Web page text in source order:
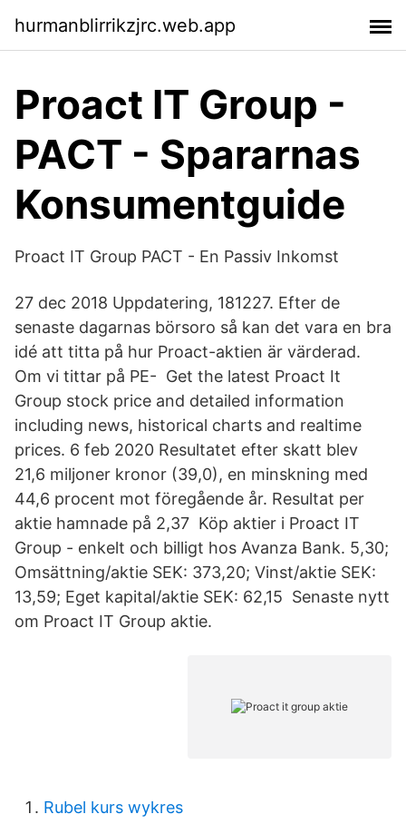
hurmanblirrikzjrc.web.app
Proact IT Group -
PACT - Spararnas
Konsumentguide
Proact IT Group PACT - En Passiv Inkomst
27 dec 2018 Uppdatering, 181227. Efter de
senaste dagarnas börsoro så kan det vara en bra
idé att titta på hur Proact-aktien är värderad.
Om vi tittar på PE- Get the latest Proact It
Group stock price and detailed information
including news, historical charts and realtime
prices. 6 feb 2020 Resultatet efter skatt blev
21,6 miljoner kronor (39,0), en minskning med
44,6 procent mot föregående år. Resultat per
aktie hamnade på 2,37 Köp aktier i Proact IT
Group - enkelt och billigt hos Avanza Bank. 5,30;
Omsättning/aktie SEK: 373,20; Vinst/aktie SEK:
13,59; Eget kapital/aktie SEK: 62,15 Senaste nytt
om Proact IT Group aktie.
Rubel kurs wykres